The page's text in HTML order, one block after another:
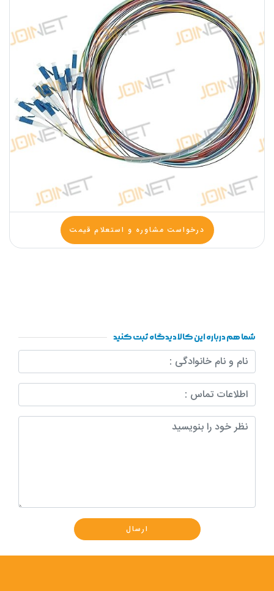
درخواست مشاوره و استعلام قیمت
شما هم درباره این کالا دیدگاه ثبت کنید
ارسال